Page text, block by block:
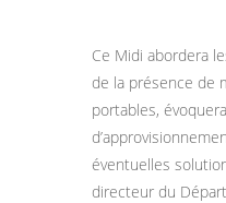
Ce Midi abordera
de la présence de
portables,
éventuelles
directeur du